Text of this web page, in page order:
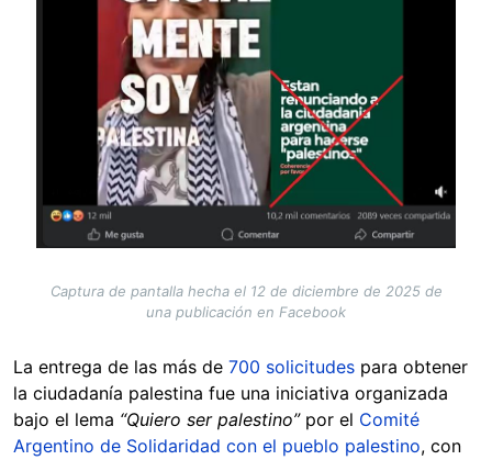
Captura de pantalla hecha el 12 de diciembre de 2025 de
una publicación en Facebook
La entrega de las más de 700 solicitudes para obtener
la ciudadanía palestina fue una iniciativa organizada
bajo el lema “Quiero ser palestino” por el Comité
Argentino de Solidaridad con el pueblo palestino, con